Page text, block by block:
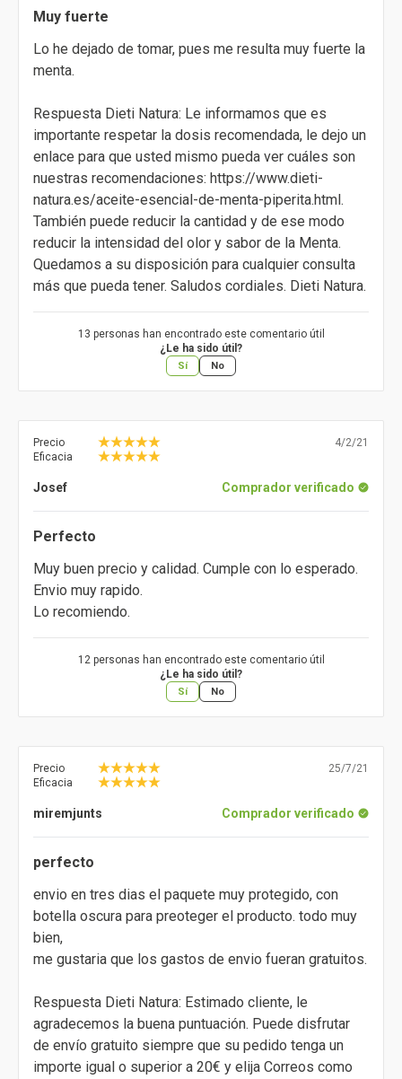
Muy fuerte
Lo he dejado de tomar, pues me resulta muy fuerte la
menta.
Respuesta Dieti Natura: Le informamos que es
importante respetar la dosis recomendada, le dejo un
enlace para que usted mismo pueda ver cuáles son
nuestras recomendaciones: https://www.dieti-
natura.es/aceite-esencial-de-menta-piperita.html.
También puede reducir la cantidad y de ese modo
reducir la intensidad del olor y sabor de la Menta.
Quedamos a su disposición para cualquier consulta
más que pueda tener. Saludos cordiales. Dieti Natura.
13 personas han encontrado este comentario útil
¿Le ha sido útil?
Sí No
Precio
Eficacia
4/2/21
Josef Comprador verificado
Perfecto
Muy buen precio y calidad. Cumple con lo esperado.
Envio muy rapido.
Lo recomiendo.
12 personas han encontrado este comentario útil
¿Le ha sido útil?
Sí No
Precio
Eficacia
25/7/21
miremjunts Comprador verificado
perfecto
envio en tres dias el paquete muy protegido, con
botella oscura para preoteger el producto. todo muy
bien,
me gustaria que los gastos de envio fueran gratuitos.
Respuesta Dieti Natura: Estimado cliente, le
agradecemos la buena puntuación. Puede disfrutar
de envío gratuito siempre que su pedido tenga un
importe igual o superior a 20€ y elija Correos como